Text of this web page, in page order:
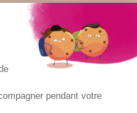
Commander
Livraison